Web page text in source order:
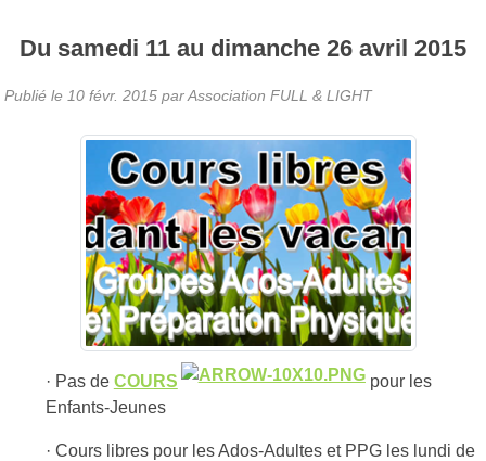
Du samedi 11 au dimanche 26 avril 2015
Publié le 10 févr. 2015 par Association FULL & LIGHT
· Pas de COURS
pour les
Enfants-Jeunes
· Cours libres pour les Ados-Adultes et PPG les lundi de